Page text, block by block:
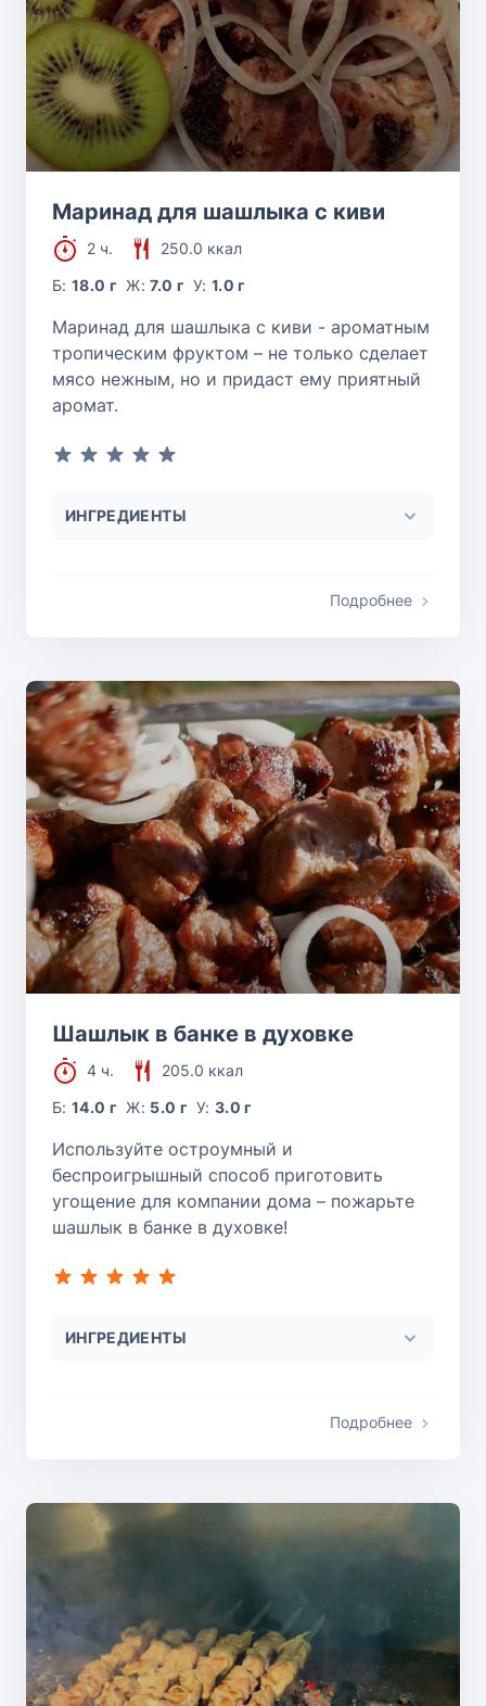
Маринад для шашлыка с киви
2 ч.
250.0 ккал
Б:18.0 г Ж:7.0 г У:1.0 г
Маринад для шашлыка с киви - ароматным
тропическим фруктом – не только сделает
мясо нежным, но и придаст ему приятный
аромат.
ИНГРЕДИЕНТЫ
Подробнее
Шашлык в банке в духовке
4 ч.
205.0 ккал
Б:14.0 г Ж: 5.0 г У:3.0 г
Используйте остроумный и
беспроигрышный способ приготовить
угощение для компании дома – пожарьте
шашлык в банке в духовке!
ИНГРЕДИЕНТЫ
Подробнее